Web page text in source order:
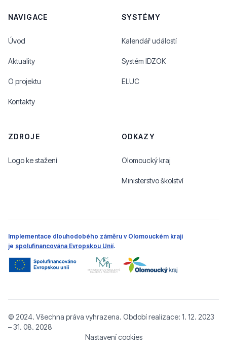
NAVIGACE
Úvod
Aktuality
O projektu
Kontakty
SYSTÉMY
Kalendář událostí
Systém IDZOK
ELUC
ZDROJE
Logo ke stažení
ODKAZY
Olomoucký kraj
Ministerstvo školství
Implementace dlouhodobého záměru v Olomouckém kraji
je spolufinancována Evropskou Unií.
© 2024. Všechna práva vyhrazena. Období realizace: 1. 12. 2023
– 31. 08. 2028
Nastavení cookies